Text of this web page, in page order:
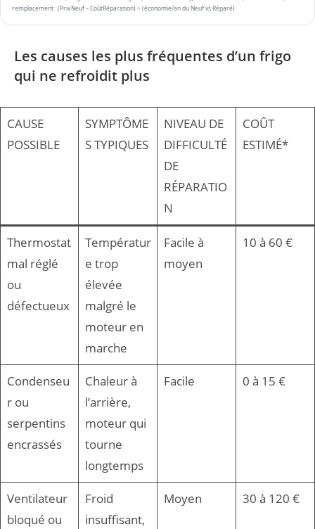
Les causes les plus fréquentes d’un frigo
qui ne refroidit plus
CAUSE
POSSIBLE
SYMPTÔME
S TYPIQUES
NIVEAU DE
DIFFICULTÉ
DE
RÉPARATIO
N
COÛT
ESTIMÉ*
Thermostat
mal réglé
ou
défectueux
Températur
e trop
élevée
malgré le
moteur en
marche
Facile à
moyen
10 à 60 €
Condenseu
r ou
serpentins
encrassés
Chaleur à
l’arrière,
moteur qui
tourne
longtemps
Facile 0 à 15 €
Ventilateur
bloqué ou
Froid
insuffisant,
Moyen 30 à 120 €